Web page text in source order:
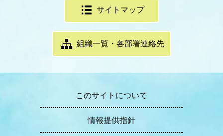
サイトマップ
組織一覧・各部署連絡先
このサイトについて
情報提供指針